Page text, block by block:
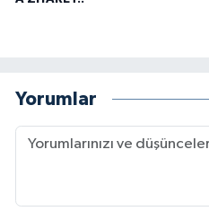
Yorumlar